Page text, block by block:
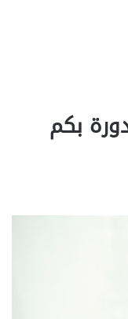
بكم